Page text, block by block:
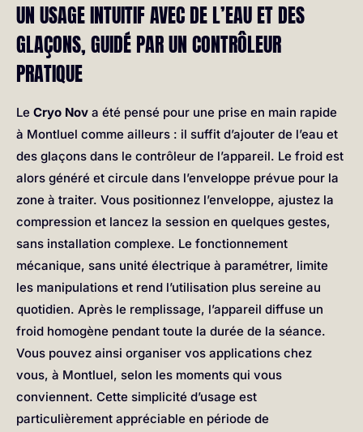
UN USAGE INTUITIF AVEC DE L’EAU ET DES
GLAÇONS, GUIDÉ PAR UN CONTRÔLEUR
PRATIQUE
Le Cryo Nov a été pensé pour une prise en main rapide
à Montluel comme ailleurs : il suffit d’ajouter de l’eau et
des glaçons dans le contrôleur de l’appareil. Le froid est
alors généré et circule dans l’enveloppe prévue pour la
zone à traiter. Vous positionnez l’enveloppe, ajustez la
compression et lancez la session en quelques gestes,
sans installation complexe. Le fonctionnement
mécanique, sans unité électrique à paramétrer, limite
les manipulations et rend l’utilisation plus sereine au
quotidien. Après le remplissage, l’appareil diffuse un
froid homogène pendant toute la durée de la séance.
Vous pouvez ainsi organiser vos applications chez
vous, à Montluel, selon les moments qui vous
conviennent. Cette simplicité d’usage est
particulièrement appréciable en période de